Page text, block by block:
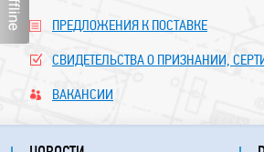
ПРЕДЛОЖЕНИЯ К ПОСТАВКЕ
СВИДЕТЕЛЬСТВА О ПРИЗНАНИИ,
ВАКАНСИИ